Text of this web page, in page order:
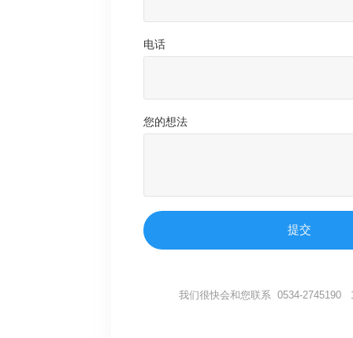
电话
您的想法
提交
我们很快会和您联系 0534-2745190